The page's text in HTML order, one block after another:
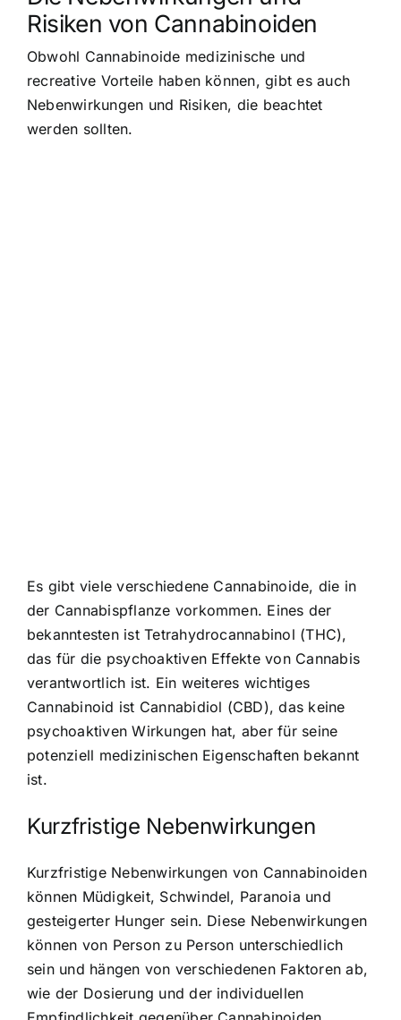
Risiken von Cannabinoiden
Obwohl Cannabinoide medizinische und
recreative Vorteile haben können, gibt es auch
Nebenwirkungen und Risiken, die beachtet
werden sollten.
Es gibt viele verschiedene Cannabinoide, die in
der Cannabispflanze vorkommen. Eines der
bekanntesten ist Tetrahydrocannabinol (THC),
das für die psychoaktiven Effekte von Cannabis
verantwortlich ist. Ein weiteres wichtiges
Cannabinoid ist Cannabidiol (CBD), das keine
psychoaktiven Wirkungen hat, aber für seine
potenziell medizinischen Eigenschaften bekannt
ist.
Kurzfristige Nebenwirkungen
Kurzfristige Nebenwirkungen von Cannabinoiden
können Müdigkeit, Schwindel, Paranoia und
gesteigerter Hunger sein. Diese Nebenwirkungen
können von Person zu Person unterschiedlich
sein und hängen von verschiedenen Faktoren ab,
wie der Dosierung und der individuellen